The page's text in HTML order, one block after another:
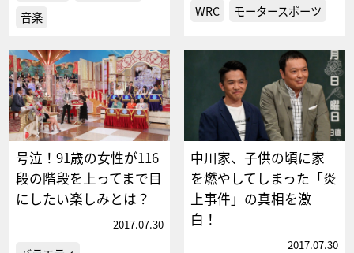
音楽
WRC モータースポーツ
号泣！91歳の女性が116
段の階段を上ってまで目
にしたい楽しみとは？
2017.07.30
中川家、子供の頃に家
を燃やしてしまった「炎
上事件」の真相を激
白！
2017.07.30